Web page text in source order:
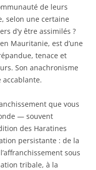
de leurs
selon une certaine
d’y être assimilés ?
Mauritanie, est d’une
tenace et
Son anachronisme
que vous
— souvent
des Haratines
persistante : de la
sous
tribale, à la